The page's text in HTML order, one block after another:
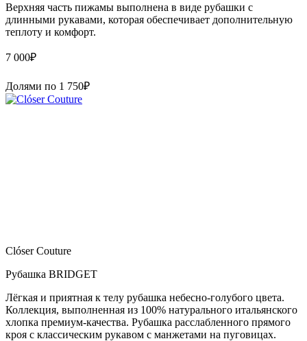
Верхняя часть пижамы выполнена в виде рубашки с
длинными рукавами, которая обеспечивает дополнительную
теплоту и комфорт.
7 000₽
Долями по 1 750₽
Clóser Couture
Рубашка BRIDGET
Лёгкая и приятная к телу рубашка небесно-голубого цвета.
Коллекция, выполненная из 100% натурального итальянского
хлопка премиум-качества. Рубашка расслабленного прямого
кроя с классическим рукавом с манжетами на пуговицах.